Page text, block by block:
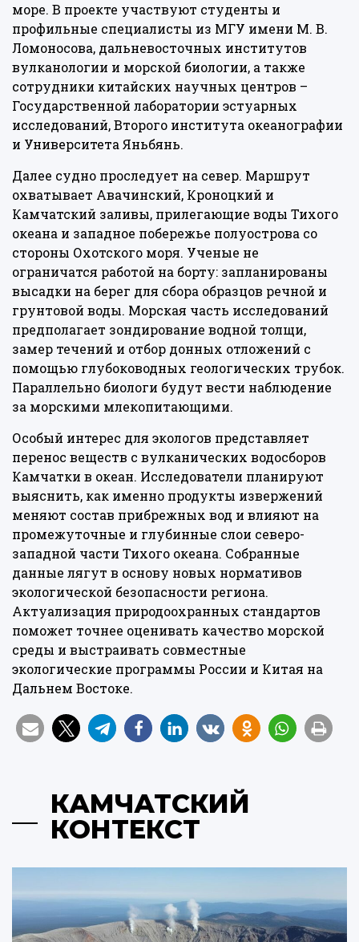
море. В проекте участвуют студенты и
профильные специалисты из МГУ имени М. В.
Ломоносова, дальневосточных институтов
вулканологии и морской биологии, а также
сотрудники китайских научных центров –
Государственной лаборатории эстуарных
исследований, Второго института океанографии
и Университета Яньбянь.
Далее судно проследует на север. Маршрут
охватывает Авачинский, Кроноцкий и
Камчатский заливы, прилегающие воды Тихого
океана и западное побережье полуострова со
стороны Охотского моря. Ученые не
ограничатся работой на борту: запланированы
высадки на берег для сбора образцов речной и
грунтовой воды. Морская часть исследований
предполагает зондирование водной толщи,
замер течений и отбор донных отложений с
помощью глубоководных геологических трубок.
Параллельно биологи будут вести наблюдение
за морскими млекопитающими.
Особый интерес для экологов представляет
перенос веществ с вулканических водосборов
Камчатки в океан. Исследователи планируют
выяснить, как именно продукты извержений
меняют состав прибрежных вод и влияют на
промежуточные и глубинные слои северо-
западной части Тихого океана. Собранные
данные лягут в основу новых нормативов
экологической безопасности региона.
Актуализация природоохранных стандартов
поможет точнее оценивать качество морской
среды и выстраивать совместные
экологические программы России и Китая на
Дальнем Востоке.
КАМЧАТСКИЙ
КОНТЕКСТ